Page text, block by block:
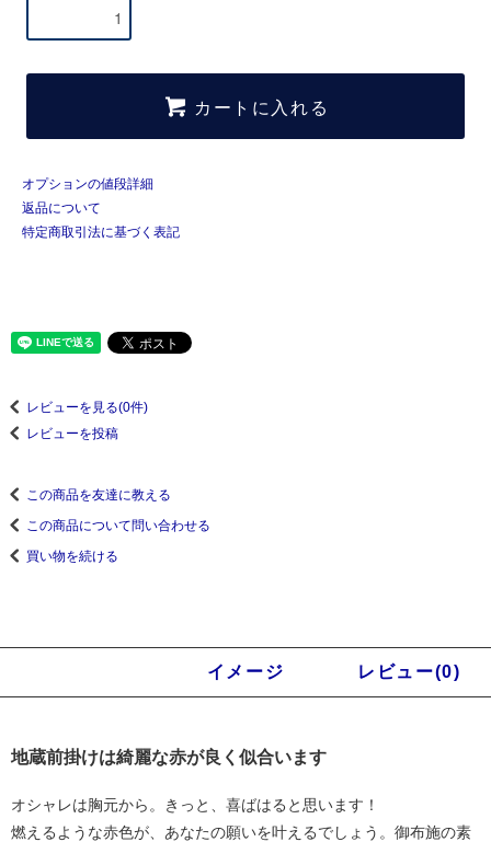
カートに入れる
オプションの値段詳細
返品について
特定商取引法に基づく表記
レビューを見る(0件)
レビューを投稿
この商品を友達に教える
この商品について問い合わせる
買い物を続ける
イメージ レビュー(0)
地蔵前掛けは綺麗な赤が良く似合います
オシャレは胸元から。きっと、喜ばはると思います！
燃えるような赤色が、あなたの願いを叶えるでしょう。御布施の素